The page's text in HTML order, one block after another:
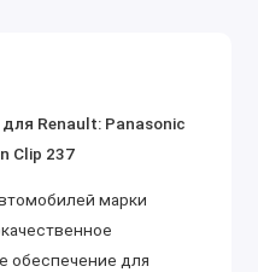
Renault: Panasonic
Clip 237
марки
обеспечение для